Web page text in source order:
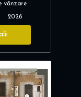
vânzare
2026